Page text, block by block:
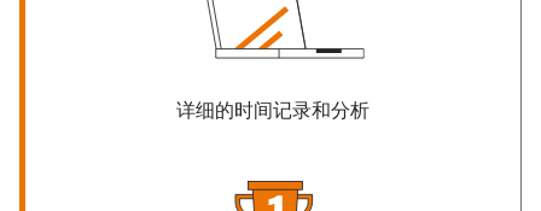
详细的时间记录和分析